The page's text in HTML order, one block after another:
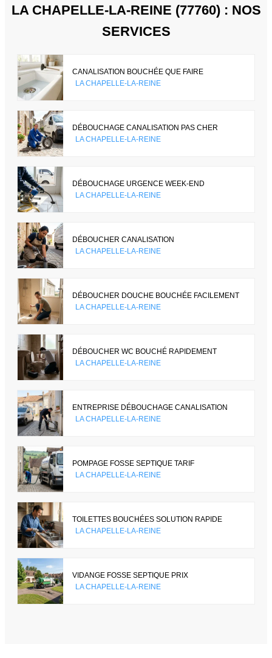
LA CHAPELLE-LA-REINE (77760) : NOS
SERVICES
CANALISATION BOUCHÉE QUE FAIRE
LA CHAPELLE-LA-REINE
DÉBOUCHAGE CANALISATION PAS CHER
LA CHAPELLE-LA-REINE
DÉBOUCHAGE URGENCE WEEK-END
LA CHAPELLE-LA-REINE
DÉBOUCHER CANALISATION
LA CHAPELLE-LA-REINE
DÉBOUCHER DOUCHE BOUCHÉE FACILEMENT
LA CHAPELLE-LA-REINE
DÉBOUCHER WC BOUCHÉ RAPIDEMENT
LA CHAPELLE-LA-REINE
ENTREPRISE DÉBOUCHAGE CANALISATION
LA CHAPELLE-LA-REINE
POMPAGE FOSSE SEPTIQUE TARIF
LA CHAPELLE-LA-REINE
TOILETTES BOUCHÉES SOLUTION RAPIDE
LA CHAPELLE-LA-REINE
VIDANGE FOSSE SEPTIQUE PRIX
LA CHAPELLE-LA-REINE